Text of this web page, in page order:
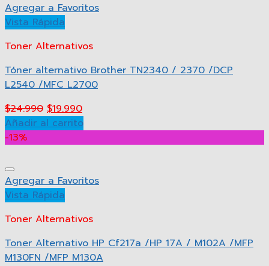
Agregar a Favoritos
Vista Rápida
Toner Alternativos
Tóner alternativo Brother TN2340 / 2370 /DCP
L2540 /MFC L2700
$24.990 $19.990
Añadir al carrito
-13%
Agregar a Favoritos
Vista Rápida
Toner Alternativos
Toner Alternativo HP Cf217a /HP 17A / M102A /MFP
M130FN /MFP M130A